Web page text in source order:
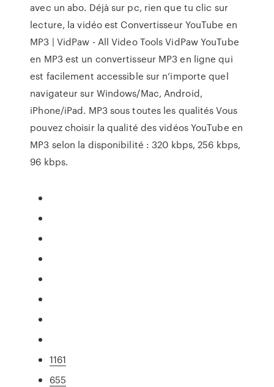
avec un abo. Déjà sur pc, rien que tu clic sur
lecture, la vidéo est Convertisseur YouTube en
MP3 | VidPaw - All Video Tools VidPaw YouTube
en MP3 est un convertisseur MP3 en ligne qui
est facilement accessible sur n’importe quel
navigateur sur Windows/Mac, Android,
iPhone/iPad. MP3 sous toutes les qualités Vous
pouvez choisir la qualité des vidéos YouTube en
MP3 selon la disponibilité : 320 kbps, 256 kbps,
96 kbps.
1161
655